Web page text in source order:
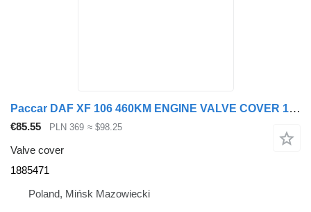
Paccar DAF XF 106 460KM ENGINE VALVE COVER 1885471 for truck tractor
€85.55 PLN 369 ≈ $98.25
Valve cover
1885471
Poland, Mińsk Mazowiecki